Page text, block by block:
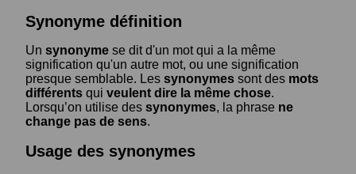
Synonyme définition
Un synonyme se dit d'un mot qui a la même
signification qu'un autre mot, ou une signification
presque semblable. Les synonymes sont des mots
différents qui veulent dire la même chose.
Lorsqu’on utilise des synonymes, la phrase ne
change pas de sens.
Usage des synonymes